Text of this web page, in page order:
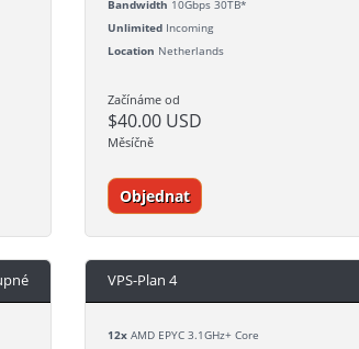
Bandwidth 10Gbps 30TB*
Unlimited Incoming
Location Netherlands
Začínáme od
$40.00 USD
Měsíčně
Objednat
VPS-Plan 4
12x AMD EPYC 3.1GHz+ Core